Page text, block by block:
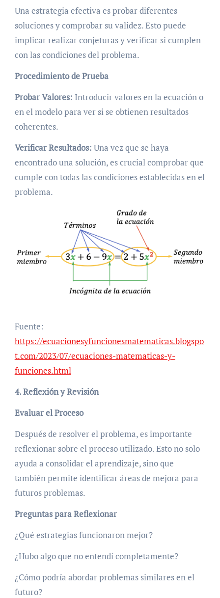
Una estrategia efectiva es probar diferentes
soluciones y comprobar su validez. Esto puede
implicar realizar conjeturas y verificar si cumplen
con las condiciones del problema.
Procedimiento de Prueba
Probar Valores: Introducir valores en la ecuación o
en el modelo para ver si se obtienen resultados
coherentes.
Verificar Resultados: Una vez que se haya
encontrado una solución, es crucial comprobar que
cumple con todas las condiciones establecidas en el
problema.
Fuente:
https://ecuacionesyfuncionesmatematicas.blogspo
t.com/2023/07/ecuaciones-matematicas-y-
funciones.html
4. Reflexión y Revisión
Evaluar el Proceso
Después de resolver el problema, es importante
reflexionar sobre el proceso utilizado. Esto no solo
ayuda a consolidar el aprendizaje, sino que
también permite identificar áreas de mejora para
futuros problemas.
Preguntas para Reflexionar
¿Qué estrategias funcionaron mejor?
¿Hubo algo que no entendí completamente?
¿Cómo podría abordar problemas similares en el
futuro?